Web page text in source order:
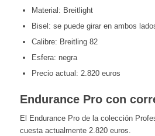
Material: Breitlight
Bisel: se puede girar en ambos
Calibre: Breitling 82
Esfera: negra
Precio actual: 2.820 euros
Endurance Pro con
El Endurance Pro de la colección
cuesta actualmente 2.820 euros.